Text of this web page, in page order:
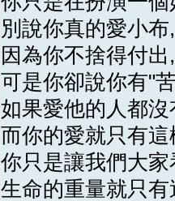
別說你真的愛小
因為你不捨得付
可是你卻說你有"
如果愛他的人都
而你的愛就只有
你只是讓我們大
生命的重量就只有